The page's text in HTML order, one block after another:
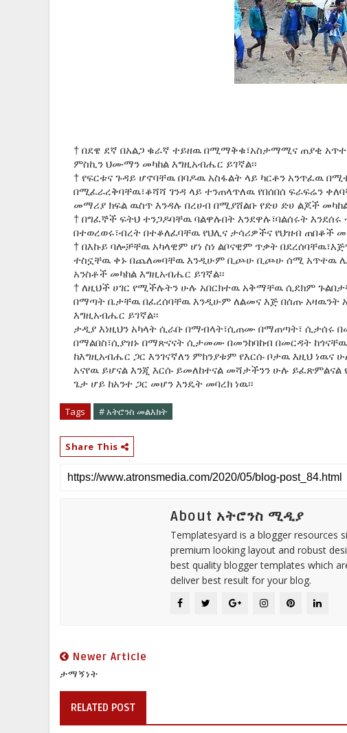
† በደዌ ደኛ በአልጋ ቁራኛ ተይዘዉ በሚማቅቁ፣አስታማሚና ጠያቂ
ምስኪን ህሙማን መካከል እግዚአብሔር ይገኛል፡፡
† የፍርቱና ጉዳይ ሆኖባቸዉ በባዶዉ አስፋልት ላይ ካርቶን አንጥፈዉ
በሚፈራረቅባቸዉ፣ቆሻሻ ገንዳ ላይ ተንጠላጥለዉ የበሰበሰ ፍራፍሬን
መማሪያ ክፍል ዉስጥ እንዳሉ በረሀብ በሚያሸልቡ የድሀ ድሀ ልጆች
† በግፈኞች ፍትህ ተንጋዶባቸዉ ባልዋሉበት እንደዋሉ፣ባልሰሩት
በተወረወሩ፣ብረት በተቆለፈባቸዉ የህሊና ታሳሪዎችና የህዝብ ጠበቆች
† በእኩይ ባሎቻቸዉ አካላዊም ሆነ ስነ ልቦናዊም ጥቃት
ተስኗቸዉ ቀኑ በጨለመባቸዉ እንዲሁም ቢጮሁ ቢጮሁ ሰሚ አጥተዉ
አንስቶች መካከል እግዚአብሔር ይገኛል፡፡
† ለዚህች ሀገር የሚችሉትን ሁሉ አበርክተዉ አቅማቸዉ ሲደክም
በማጣት ቤታቸዉ በፈረሰባቸዉ እንዲሁም ለልመና እጅ በሰጡ አዛዉንት
እግዚአብሔር ይገኛል፡፡
ታዲያ እነዚህን አካላት ሲራቡ በማብላት፣ሲጠሙ በማጠጣት፣ ሲታሰሩ
በማልበስ፣ሲያዝኑ በማጽናናት ሲታመሙ በመንከባከብ በመርዳት ከጎናቸዉ
ከእግዚአብሔር ጋር እንገናኛለን ምክንያቱም የእርሱ ቦታዉ እዚህ ነዉና
አናየዉ ይሆናል እንጂ እርሱ ይመለከተናል መሻታችንን ሁሉ ይፈጽምልናል
ጌታ ሆይ ከአንተ ጋር መሆን እንዴት መባረክ ነዉ፡፡
Tags # አትሮንስ መልእክት
Share This
About አትሮንስ ሚዲያ
Templatesyard is a blogger resources
premium looking layout and robust
best quality blogger templates which
deliver best result for your blog.
Newer Article
ታማኝነት
RELATED POST